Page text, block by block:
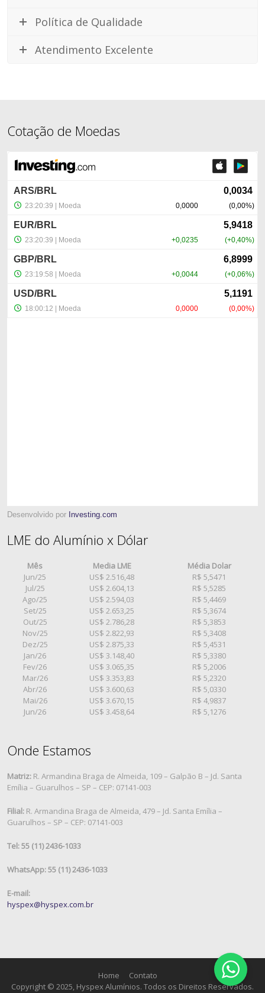
Política de Qualidade
Atendimento Excelente
Cotação de Moedas
Desenvolvido por Investing.com
LME do Alumínio x Dólar
Mês Media LME
Média Dolar
Jun/25
US$ 2.516,48
R$ 5,5471
Jul/25
US$ 2.604,13
R$ 5,5285
Ago/25
US$ 2.594,03
R$ 5,4469
Set/25
US$ 2.653,25
R$ 5,3674
Out/25
US$ 2.786,28
R$ 5,3853
Nov/25
US$ 2.822,93
R$ 5,3408
Dez/25
US$ 2.875,33
R$ 5,4531
Jan/26
US$ 3.148,40
R$ 5,3380
Fev/26
US$ 3.065,35
R$ 5,2006
Mar/26
US$ 3.353,83
R$ 5,2320
Abr/26
US$ 3.600,63
R$ 5,0330
Mai/26
US$ 3.670,15
R$ 4,9837
Jun/26
US$ 3.458,64 R$ 5,1276
Onde Estamos
Matriz: R. Armandina Braga de Almeida, 109 – Galpão B – Jd. Santa
Emília – Guarulhos – SP – CEP: 07141-003
Filial: R. Armandina Braga de Almeida, 479 – Jd. Santa Emília –
Guarulhos – SP – CEP: 07141-003
Tel: 55 (11) 2436-1033
WhatsApp: 55 (11) 2436-1033
E-mail:
hyspex@hyspex.com.br
Home
Contato
Copyright © 2025, Hyspex Alumínios. Todos os Direitos Reservados.